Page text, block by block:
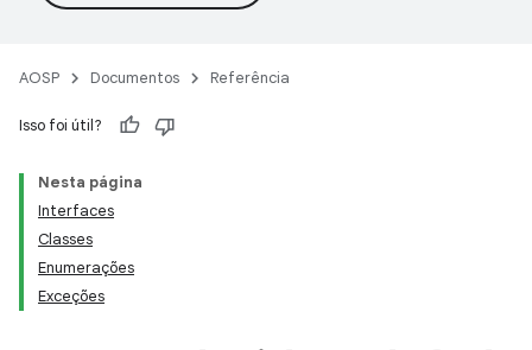
AOSP Documentos Referência
Isso foi útil?
Nesta página
Interfaces
Classes
Enumerações
Exceções